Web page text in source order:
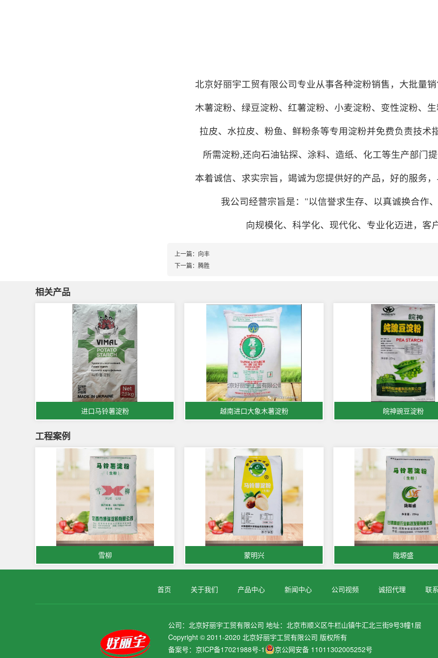
北京好丽宇工贸有限公司专业从事各种淀粉销售，大批量
木薯淀粉、 绿豆淀粉、 红薯淀粉、小麦淀粉、变性淀粉、
拉皮、 水拉皮、粉鱼、鲜粉条等专用淀粉并免费负责技术
所需淀粉,还向石油钻探、涂料、造纸、化工等生产部门
本着诚信、 求实宗旨，竭诚为您提供好的产品，好的服务
我公司经营宗旨是："以信誉求生存、以真诚换合作
向规模化、科学化、现代化、专业化迈进，客
上一篇： 向丰
下一篇： 腾胜
相关产品
进口马铃薯淀粉 越南进口大象木薯淀粉 皖神豌豆淀粉
工程案例
雪柳 蒙明兴 陇塬盛
首页 关于我们 产品中心 新闻中心 公司视频 诚招代理 联
公司：北京好丽宇工贸有限公司 地址：北京市顺义区牛栏山镇牛汇北三街9号3幢1层
Copyright © 2011-2020 北京好丽宇工贸有限公司 版权所有
备案号：京ICP备17021988号-1
京公网安备 11011302005252号